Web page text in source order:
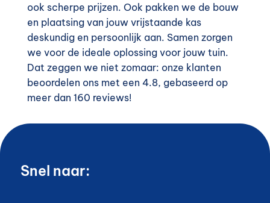
ook scherpe prijzen. Ook pakken we de bouw
en plaatsing van jouw vrijstaande kas
deskundig en persoonlijk aan. Samen zorgen
we voor de ideale oplossing voor jouw tuin.
Dat zeggen we niet zomaar: onze klanten
beoordelen ons met een 4.8, gebaseerd op
meer dan 160 reviews!
Snel naar: